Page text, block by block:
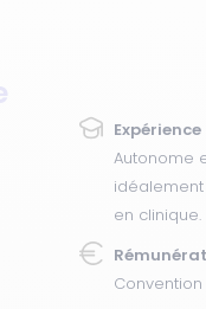
Expérience
Autonome
en clinique.